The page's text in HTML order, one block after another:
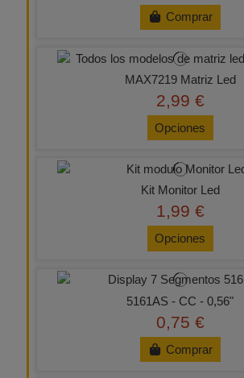
Comprar
MAX7219 Matriz Led
2,99 €
Opciones
Kit Monitor Led
1,99 €
Opciones
5161AS - CC - 0,56"
0,75 €
Comprar